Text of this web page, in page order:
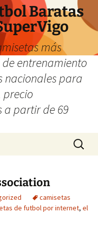
Baratas
más
entrenamiento
nacionales para
precio
a partir de 69
Buscar:
camisetas
de futbol por internet, el